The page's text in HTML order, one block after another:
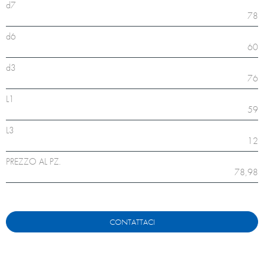
d7
78
d6
60
d3
76
L1
59
L3
12
PREZZO AL PZ.
78,98
CONTATTACI